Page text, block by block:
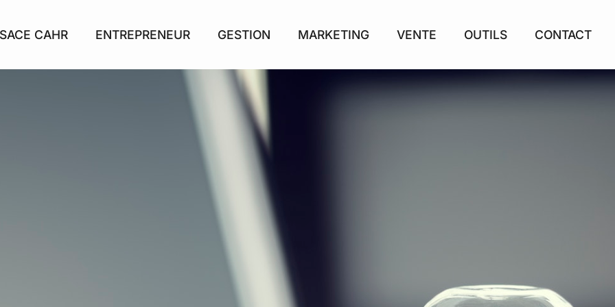
CAHR ENTREPRENEUR GESTION MARKETING VENTE OUTILS CONTACT